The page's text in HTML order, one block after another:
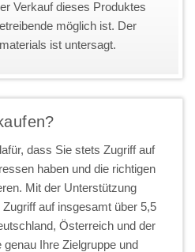
Verkauf dieses Produktes
möglich ist. Der
ist untersagt.
dass Sie stets Zugriff auf
haben und die richtigen
Mit der Unterstützung
auf insgesamt über 5,5
Österreich und der
Ihre Zielgruppe und